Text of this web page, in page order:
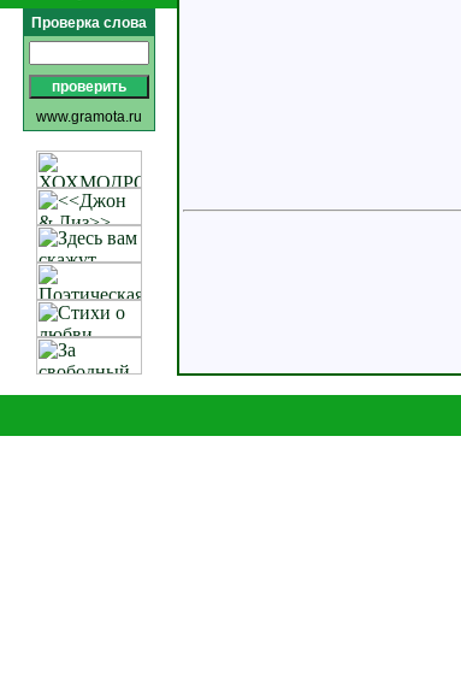
Проверка слова
www.gramota.ru